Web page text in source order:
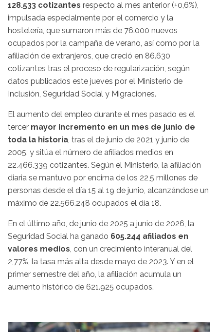
128.533 cotizantes respecto al mes anterior (+0,6%),
impulsada especialmente por el comercio y la
hostelería, que sumaron más de 76.000 nuevos
ocupados por la campaña de verano, así como por la
afiliación de extranjeros, que creció en 86.630
cotizantes tras el proceso de regularización, según
datos publicados este jueves por el Ministerio de
Inclusión, Seguridad Social y Migraciones.
El aumento del empleo durante el mes pasado es el
tercer mayor incremento en un mes de junio de
toda la historia, tras el de junio de 2021 y junio de
2005, y sitúa el número de afiliados medios en
22.466.339 cotizantes. Según el Ministerio, la afiliación
diaria se mantuvo por encima de los 22,5 millones de
personas desde el día 15 al 19 de junio, alcanzándose un
máximo de 22.566.248 ocupados el día 18.
En el último año, de junio de 2025 a junio de 2026, la
Seguridad Social ha ganado 605.244 afiliados en
valores medios, con un crecimiento interanual del
2,77%, la tasa más alta desde mayo de 2023. Y en el
primer semestre del año, la afiliación acumula un
aumento histórico de 621.925 ocupados.